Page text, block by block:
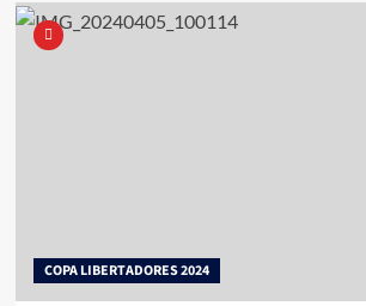
COPA LIBERTADORES 2024